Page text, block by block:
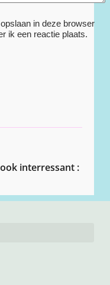
in deze browser
ik een reactie plaats.
interressant :